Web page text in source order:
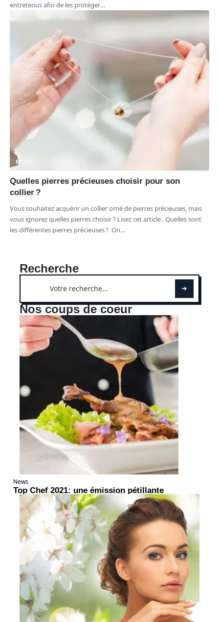
entretenus afin de les protéger…
MODE
Quelles pierres précieuses choisir pour son
collier ?
Vous souhaitez acquérir un collier orné de pierres précieuses, mais
vous ignorez quelles pierres choisir ? Lisez cet article. Quelles sont
les différentes pierres précieuses ? On…
Recherche
Nos coups de coeur
News
Top Chef 2021: une émission pétillante